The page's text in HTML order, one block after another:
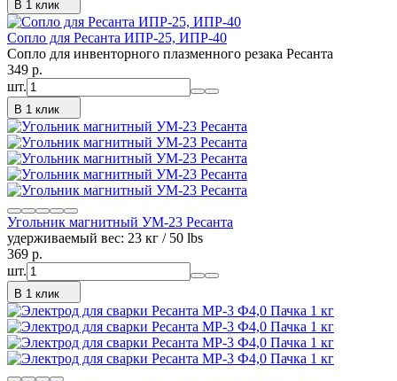
В 1 клик
Сопло для Ресанта ИПР-25, ИПР-40
Сопло для инвенторного плазменного резака Ресанта
349 p.
шт.
В 1 клик
Угольник магнитный УМ-23 Ресанта
удерживаемый вес: 23 кг / 50 lbs
369 p.
шт.
В 1 клик